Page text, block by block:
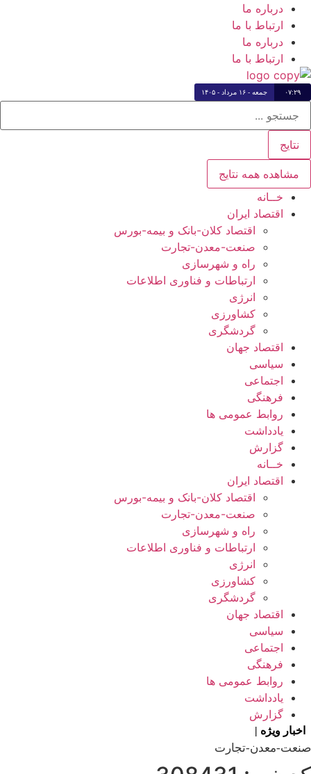
پرش
محتوا
درباره ما
ارتباط با ما
درباره ما
ارتباط با ما
۰۷:۲۹ جمعه - ۱۶ مرداد - ۱۴۰۵
جستجو
نتایج
مشاهده همه نتایج
خــانه
اقتصاد ایران
اقتصاد کلان-بانک و بیمه-بورس
صنعت-معدن-تجارت
راه و شهرسازی
ارتباطات و فناوری اطلاعات
انرژی
کشاورزی
گردشگری
اقتصاد جهان
سیاسی
اجتماعی
فرهنگی
روابط عمومی ها
یادداشت
گزارش
خــانه
اقتصاد ایران
اقتصاد کلان-بانک و بیمه-بورس
صنعت-معدن-تجارت
راه و شهرسازی
ارتباطات و فناوری اطلاعات
انرژی
کشاورزی
گردشگری
اقتصاد جهان
سیاسی
اجتماعی
فرهنگی
روابط عمومی ها
یادداشت
گزارش
اخبار ویژه |
صنعت-معدن-تجارت